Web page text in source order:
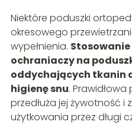
Niektóre poduszki
okresowego
wypełnienia. Stosowanie
ochraniaczy na
oddychających tkanin
higienę snu.
przedłuża jej żywotność
użytkowania przez długi